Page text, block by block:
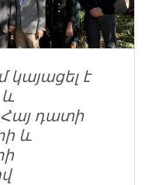
կայացել է
և
Հայ դատի
և